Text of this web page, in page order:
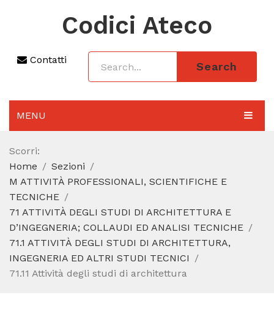
Codici Ateco
Contatti
Search
MENU
AGGIORNAMENTO 2025
SEZIONI
CODICE ATECO A COSA SERVE
CODICE FISCALE
Scorri:
Home
Sezioni
M ATTIVITÀ PROFESSIONALI, SCIENTIFICHE E
TECNICHE
71 ATTIVITÀ DEGLI STUDI DI ARCHITETTURA E
D’INGEGNERIA; COLLAUDI ED ANALISI TECNICHE
71.1 ATTIVITÀ DEGLI STUDI DI ARCHITETTURA,
INGEGNERIA ED ALTRI STUDI TECNICI
71.11 Attività degli studi di architettura